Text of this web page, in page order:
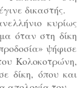
δικαστής.
κυρίως
όταν στη δίκη
ψήφισε
Κολοκοτρώνη,
δίκη, όπου και